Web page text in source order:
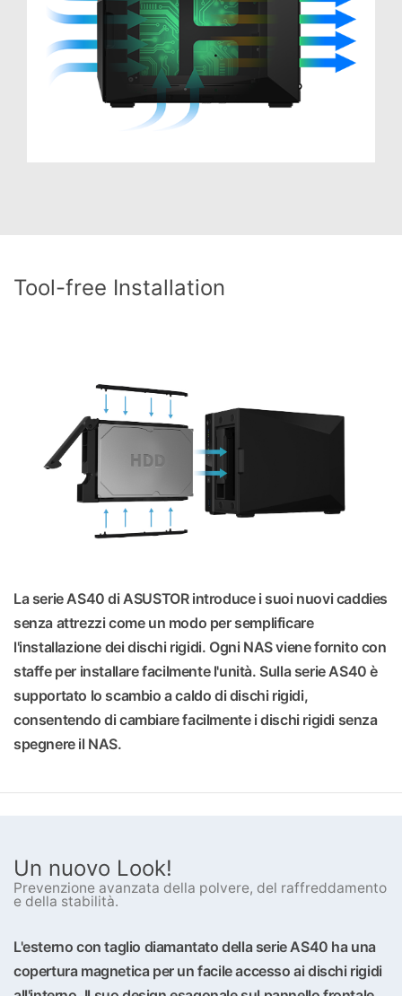
Tool-free Installation
La serie AS40 di ASUSTOR introduce i suoi nuovi caddies
senza attrezzi come un modo per semplificare
l'installazione dei dischi rigidi. Ogni NAS viene fornito con
staffe per installare facilmente l'unità. Sulla serie AS40 è
supportato lo scambio a caldo di dischi rigidi,
consentendo di cambiare facilmente i dischi rigidi senza
spegnere il NAS.
Un nuovo Look!
Prevenzione avanzata della polvere, del raffreddamento
e della stabilità.
L'esterno con taglio diamantato della serie AS40 ha una
copertura magnetica per un facile accesso ai dischi rigidi